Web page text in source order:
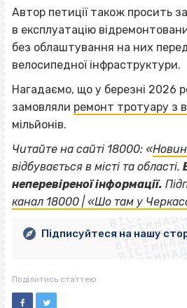
Автор петиції також просить
в експлуатацію
без облаштування на них
велосипедної інфраструктури.
Нагадаємо, що у березні 2026
замовляли ремонт тротуару з
мільйонів.
Читайте на сайті 18000: «
відбувається в місті та області.
неперевіреної інформації.
канал 18000 | «Шо там у
Підписуйтеся на нашу
Поділитись статтею